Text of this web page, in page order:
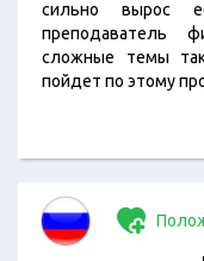
сильно вырос
преподаватель
сложные темы
пойдет по этому